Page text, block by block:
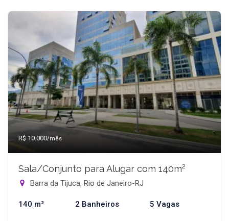
R$ 10.000/mês
Sala/Conjunto para Alugar com 140m²
Barra da Tijuca, Rio de Janeiro-RJ
140 m² 2 Banheiros 5 Vagas